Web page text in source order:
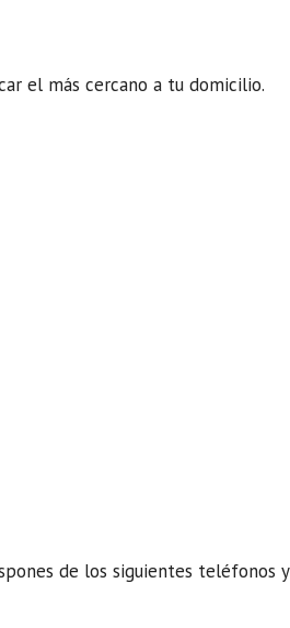
el más cercano a tu domicilio.
de los siguientes teléfonos y